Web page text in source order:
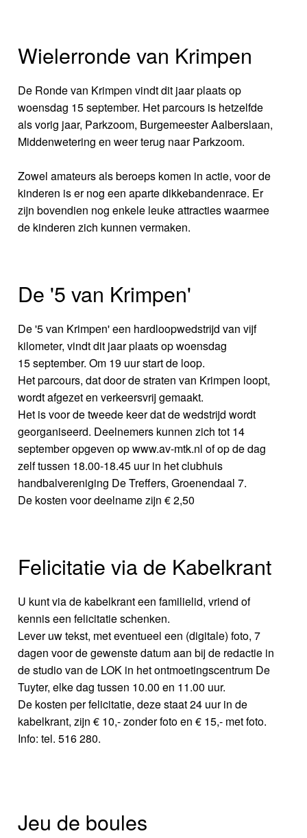
Wielerronde van Krimpen
De Ronde van Krimpen vindt dit jaar plaats op
woensdag 15 september. Het parcours is hetzelfde
als vorig jaar, Parkzoom, Burgemeester Aalberslaan,
Middenwetering en weer terug naar Parkzoom.
Zowel amateurs als beroeps komen in actie, voor de
kinderen is er nog een aparte dikkebandenrace. Er
zijn bovendien nog enkele leuke attracties waarmee
de kinderen zich kunnen vermaken.
De '5 van Krimpen'
De '5 van Krimpen' een hardloopwedstrijd van vijf
kilometer, vindt dit jaar plaats op woensdag
15 september. Om 19 uur start de loop.
Het parcours, dat door de straten van Krimpen loopt,
wordt afgezet en verkeersvrij gemaakt.
Het is voor de tweede keer dat de wedstrijd wordt
georganiseerd. Deelnemers kunnen zich tot 14
september opgeven op www.av-mtk.nl of op de dag
zelf tussen 18.00-18.45 uur in het clubhuis
handbalvereniging De Treffers, Groenendaal 7.
De kosten voor deelname zijn € 2,50
Felicitatie via de Kabelkrant
U kunt via de kabelkrant een familielid, vriend of
kennis een felicitatie schenken.
Lever uw tekst, met eventueel een (digitale) foto, 7
dagen voor de gewenste datum aan bij de redactie in
de studio van de LOK in het ontmoetingscentrum De
Tuyter, elke dag tussen 10.00 en 11.00 uur.
De kosten per felicitatie, deze staat 24 uur in de
kabelkrant, zijn € 10,- zonder foto en € 15,- met foto.
Info: tel. 516 280.
Jeu de boules